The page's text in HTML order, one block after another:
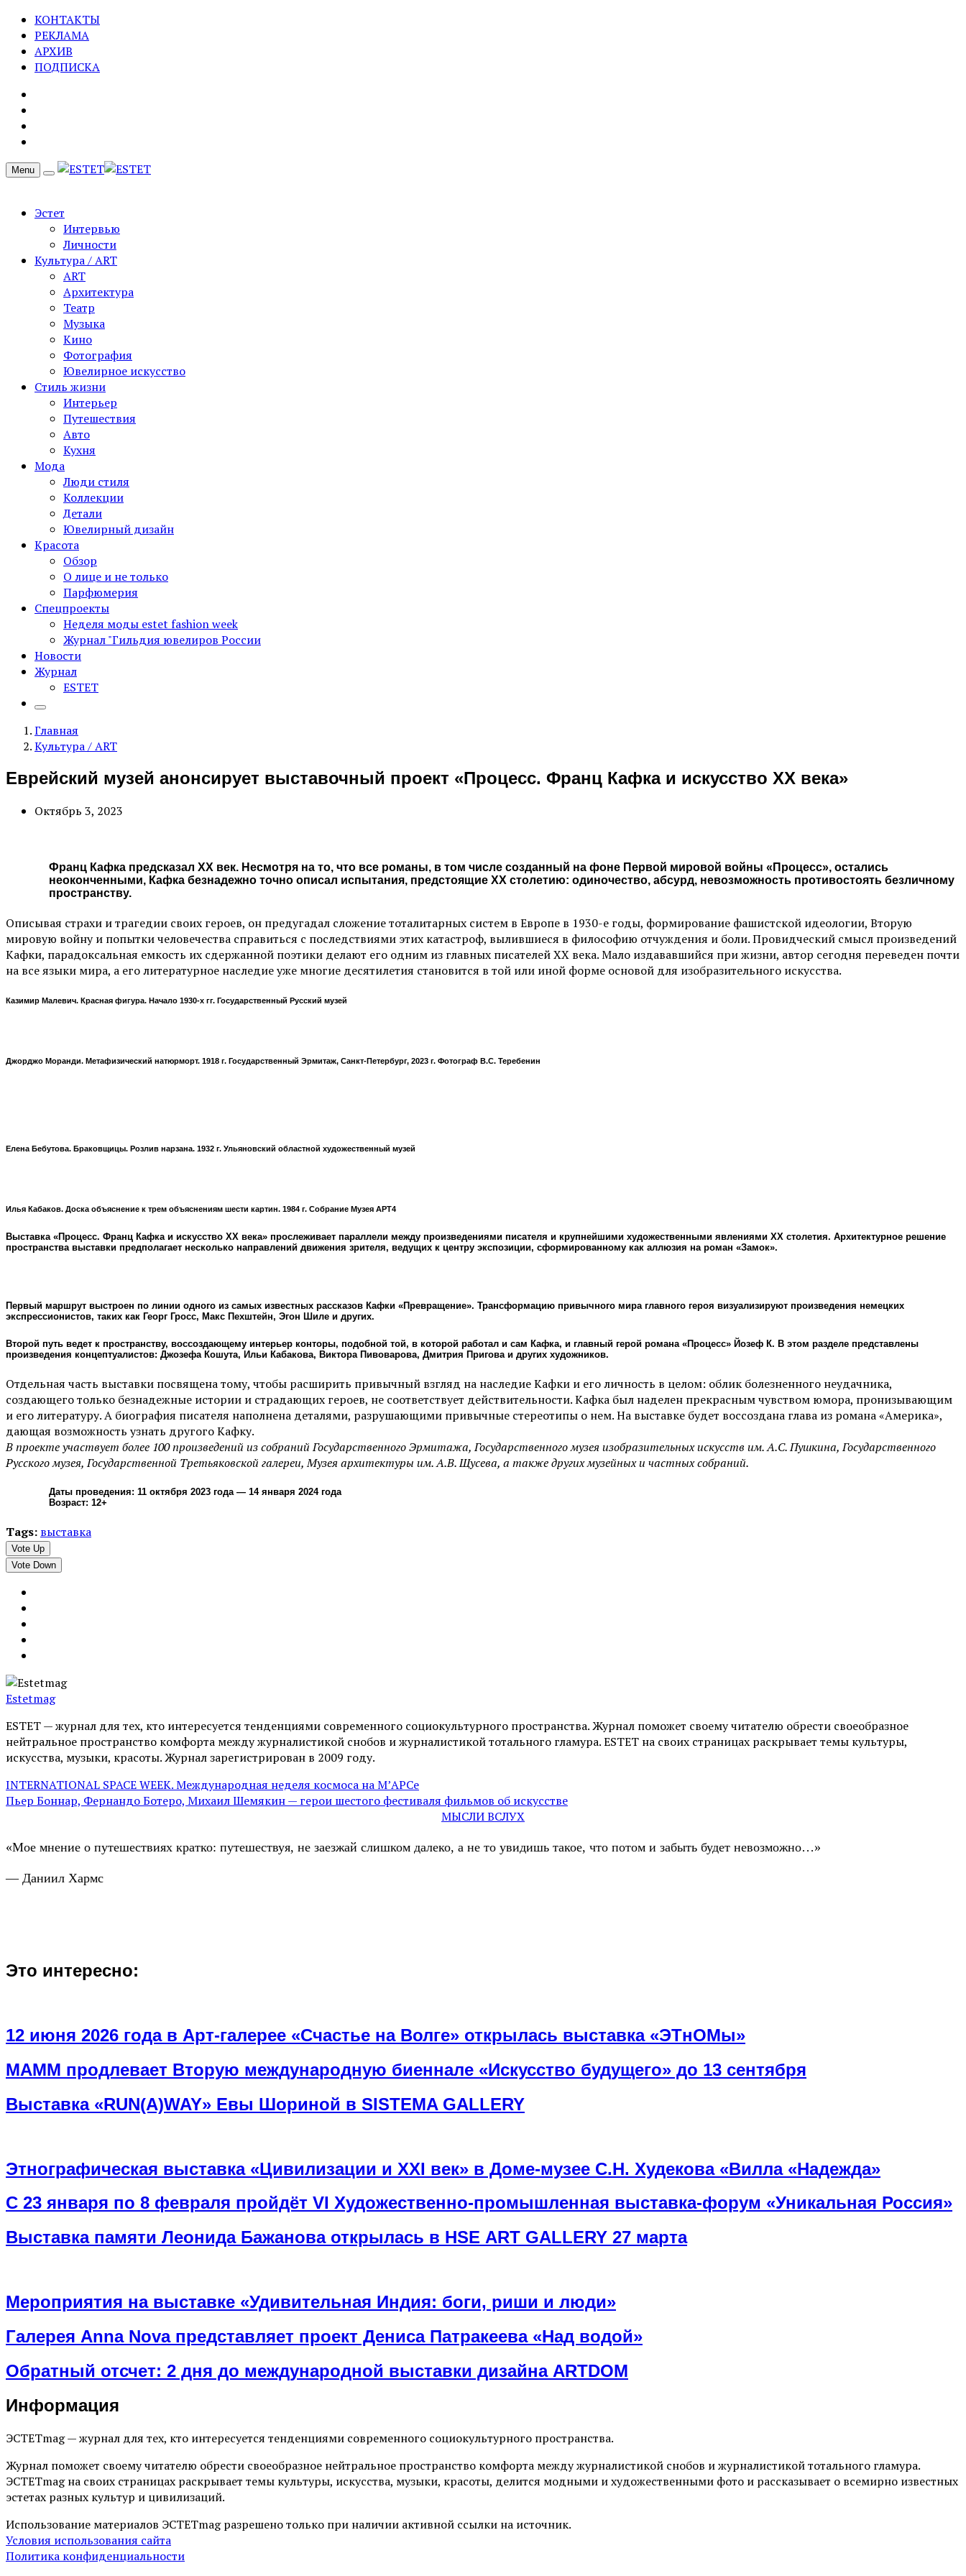
КОНТАКТЫ
РЕКЛАМА
АРХИВ
ПОДПИСКА
Menu
Эстет
Интервью
Личности
Культура / ART
ART
Архитектура
Театр
Музыка
Кино
Фотография
Ювелирное искусство
Стиль жизни
Интерьер
Путешествия
Авто
Кухня
Мода
Люди стиля
Коллекции
Детали
Ювелирный дизайн
Красота
Обзор
О лице и не только
Парфюмерия
Спецпроекты
Неделя моды estet fashion week
Журнал "Гильдия ювелиров России
Новости
Журнал
ESTET
Главная
Культура / ART
Еврейский музей анонсирует выставочный проект «Процесс. Франц Кафка и искусство ХХ века»
Октябрь 3, 2023
Франц Кафка предсказал XX век. Несмотря на то, что все романы, в том числе созданный на фоне Первой мировой войны «Процесс», остались
неоконченными, Кафка безнадежно точно описал испытания, предстоящие ХХ столетию: одиночество, абсурд, невозможность противостоять безличному
пространству.
Описывая страхи и трагедии своих героев, он предугадал сложение тоталитарных систем в Европе в 1930-е годы, формирование фашистской идеологии, Вторую
мировую войну и попытки человечества справиться с последствиями этих катастроф, вылившиеся в философию отчуждения и боли. Провидческий смысл произведений
Кафки, парадоксальная емкость их сдержанной поэтики делают его одним из главных писателей XX века. Мало издававшийся при жизни, автор сегодня переведен почти
на все языки мира, а его литературное наследие уже многие десятилетия становится в той или иной форме основой для изобразительного искусства.
Казимир Малевич. Красная фигура. Начало 1930-х гг. Государственный Русский музей
Джорджо Моранди. Метафизический натюрморт. 1918 г. Государственный Эрмитаж, Санкт-Петербург, 2023 г. Фотограф В.С. Теребенин
Елена Бебутова. Браковщицы. Розлив нарзана. 1932 г. Ульяновский областной художественный музей
Илья Кабаков. Доска объяснение к трем объяснениям шести картин. 1984 г. Собрание Музея АРТ4
Выставка «Процесс. Франц Кафка и искусство XX века» прослеживает параллели между произведениями писателя и крупнейшими художественными явлениями ХХ столетия. Архитектурное решение
пространства выставки предполагает несколько направлений движения зрителя, ведущих к центру экспозиции, сформированному как аллюзия на роман «Замок».
Первый маршрут выстроен по линии одного из самых известных рассказов Кафки «Превращение». Трансформацию привычного мира главного героя визуализируют произведения немецких
экспрессионистов, таких как Георг Гросс, Макс Пехштейн, Эгон Шиле и других.
Второй путь ведет к пространству, воссоздающему интерьер конторы, подобной той, в которой работал и сам Кафка, и главный герой романа «Процесс» Йозеф К. В этом разделе представлены
произведения концептуалистов: Джозефа Кошута, Ильи Кабакова, Виктора Пивоварова, Дмитрия Пригова и других художников.
Отдельная часть выставки посвящена тому, чтобы расширить привычный взгляд на наследие Кафки и его личность в целом: облик болезненного неудачника,
создающего только безнадежные истории и страдающих героев, не соответствует действительности. Кафка был наделен прекрасным чувством юмора, пронизывающим
и его литературу. А биография писателя наполнена деталями, разрушающими привычные стереотипы о нем. На выставке будет воссоздана глава из романа «Америка»,
дающая возможность узнать другого Кафку.
В проекте участвует более 100 произведений из собраний Государственного Эрмитажа, Государственного музея изобразительных искусств им. А.С. Пушкина, Государственного
Русского музея, Государственной Третьяковской галереи, Музея архитектуры им. А.В. Щусева, а также других музейных и частных собраний.
Даты проведения: 11 октября 2023 года — 14 января 2024 года
Возраст: 12+
Tags: выставка
Vote Up
Vote Down
Estetmag
ESTET — журнал для тех, кто интересуeтся тенденциями современного социокультурного пространства. Журнал поможет своему читателю обрести своеобразное
нейтральное пространство комфорта между журналистикой снобов и журналистикой тотального гламура. ESTET на своих страницах раскрывает темы культуры,
искусства, музыки, красоты. Журнал зарегистрирован в 2009 году.
INTERNATIONAL SPACE WEEK. Международная неделя космоса на М’АРСе
Пьер Боннар, Фернандо Ботеро, Михаил Шемякин — герои шестого фестиваля фильмов об искусстве
МЫСЛИ ВСЛУХ
«Мое мнение о путешествиях кратко: путешествуя, не заезжай слишком далеко, а не то увидишь такое, что потом и забыть будет невозможно…»
— Даниил Хармс
Это интересно:
12 июня 2026 года в Арт-галерее «Счастье на Волге» открылась выставка «ЭТнОМы»
МАММ продлевает Вторую международную биеннале «Искусство будущего» до 13 сентября
Выставка «RUN(A)WAY» Евы Шориной в SISTEMA GALLERY
Этнографическая выставка «Цивилизации и ХХI век» в Доме-музее С.Н. Худекова «Вилла «Надежда»
С 23 января по 8 февраля пройдёт VI Художественно-промышленная выставка-форум «Уникальная Россия»
Выставка памяти Леонида Бажанова открылась в HSE ART GALLERY 27 марта
Мероприятия на выставке «Удивительная Индия: боги, риши и люди»
Галерея Anna Nova представляет проект Дениса Патракеева «Над водой»
Обратный отсчет: 2 дня до международной выставки дизайна ARTDOM
Информация
ЭСТЕТmag — журнал для тех, кто интересуется тенденциями современного социокультурного пространства.
Журнал поможет своему читателю обрести своеобразное нейтральное пространство комфорта между журналистикой снобов и журналистикой тотального гламура.
ЭСТЕТmag на своих страницах раскрывает темы культуры, искусства, музыки, красоты, делится модными и художественными фото и рассказывает о всемирно известных
эстетах разных культур и цивилизаций.
Использование материалов ЭСТЕТmag разрешено только при наличии активной ссылки на источник.
Условия использования сайта
Политика конфиденциальности